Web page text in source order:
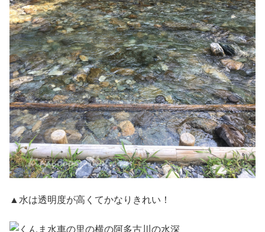
▲水は透明度が高くてかなりきれい！